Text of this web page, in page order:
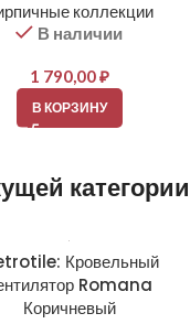
коллекции
В наличии
1 790,00₽
В КОРЗИНУ
категории
Кровельный
Romana
Коричневый